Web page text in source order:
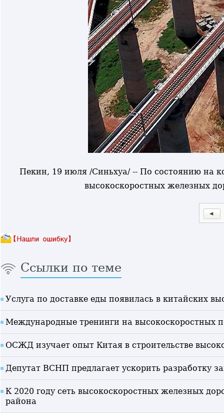
Пекин, 19 июля /Синьхуа/ -- По состоянию на
высокоскоростных железных
Ссылки по теме
Услуга по доставке еды появилась в китайских
Международные тренинги на высокоскоростных
ОСЖД изучает опыт Китая в строительстве
Депутат ВСНП предлагает ускорить разработку
К 2020 году сеть высокоскоростных железных
района